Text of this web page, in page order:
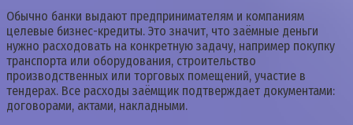
Обычно банки выдают предпринимателям и компаниям
целевые бизнес-кредиты. Это значит, что заёмные деньги
нужно расходовать на конкретную задачу, например покупку
транспорта или оборудования, строительство
производственных или торговых помещений, участие в
тендерах. Все расходы заёмщик подтверждает документами:
договорами, актами, накладными.